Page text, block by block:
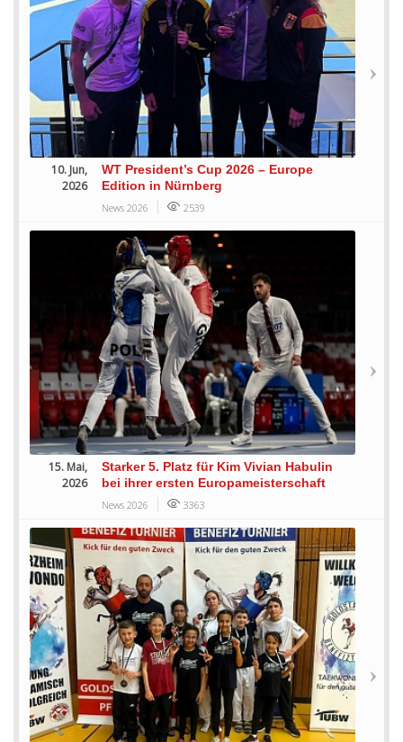
10. Jun,
2026
WT President’s Cup 2026 – Europe
Edition in Nürnberg
News 2026 2539
15. Mai,
2026
Starker 5. Platz für Kim Vivian Habulin
bei ihrer ersten Europameisterschaft
News 2026 3363